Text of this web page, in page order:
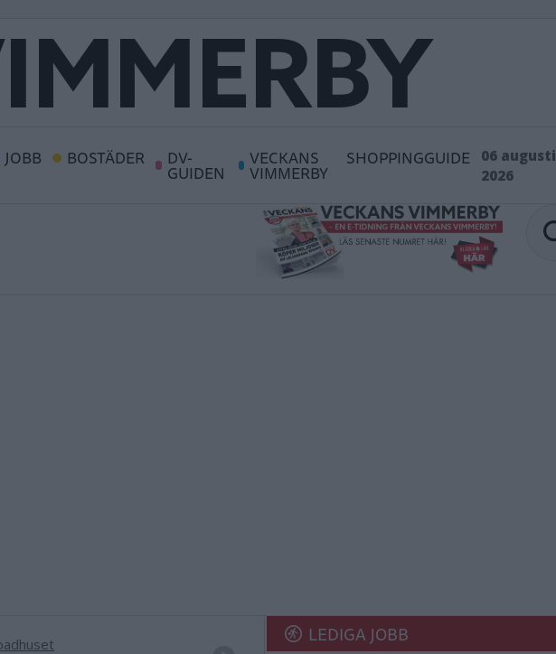
JOBB BOSTÄDER DV-
GUIDEN
VECKANS
VIMMERBY
SHOPPINGGUIDE
06 augusti
2026
LEDIGA JOBB